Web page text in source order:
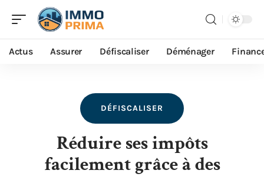
Actus Assurer Défiscaliser Déménager
DÉFISCALISER
Réduire ses impôts
facilement grâce à des